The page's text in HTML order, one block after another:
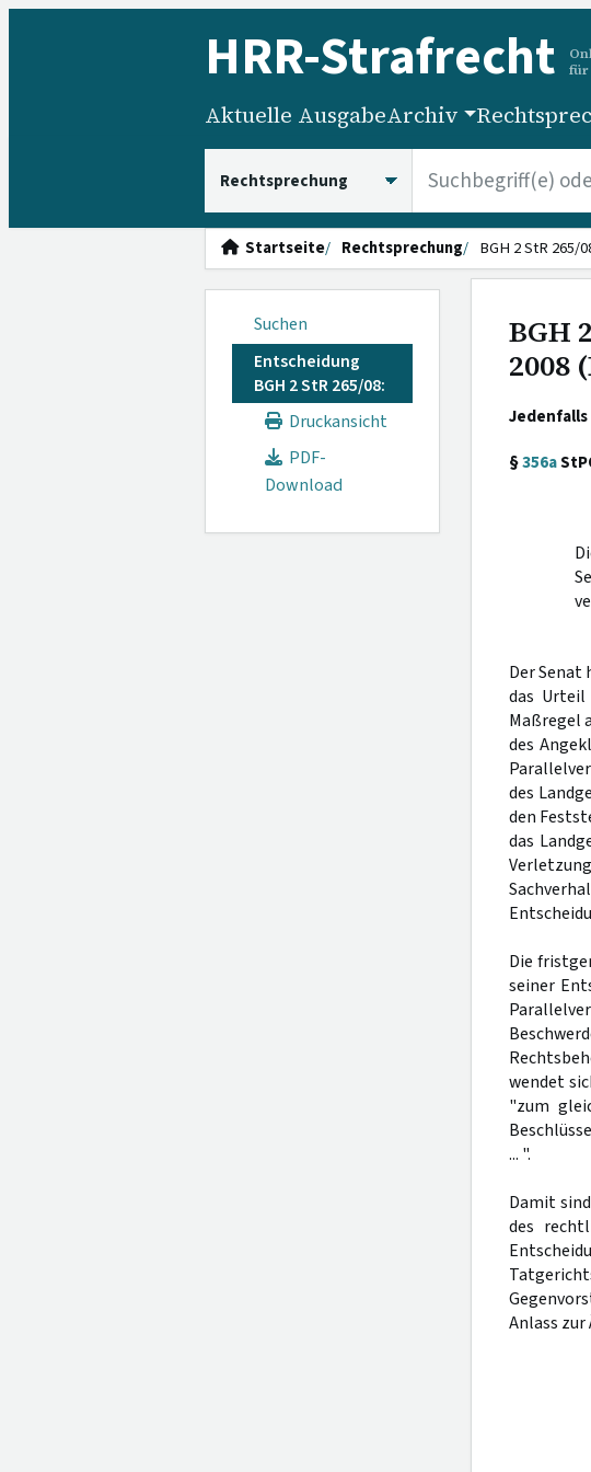
HRR-Strafrecht
für
Aktuelle AusgabeArchiv
Startseite Rechtsprechung BGH 2 StR 265/
Suchen
Entscheidung
BGH 2 StR 265/08:
Druckansicht
PDF-
Download
BGH
2008
§356a
Der Senat
das Urteil
Maßregel
des
des
den
das
Die
seiner
wendet
"zum
... ".
Damit
des
Anlass zur